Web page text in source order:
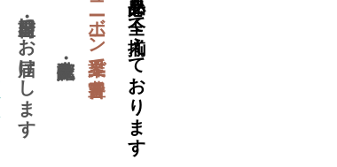
当日出荷・翌日にお届けします